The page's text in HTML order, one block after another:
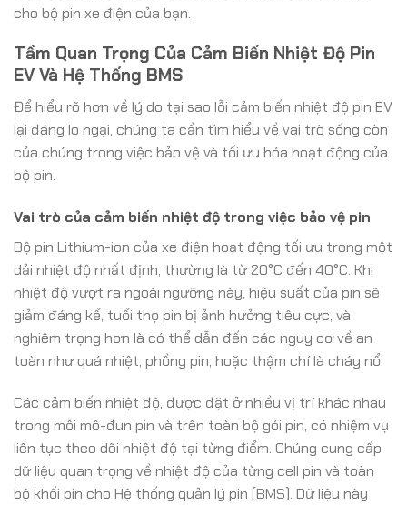
cho bộ pin xe điện của bạn.
Tầm Quan Trọng Của Cảm Biến Nhiệt Độ Pin
EV Và Hệ Thống BMS
Để hiểu rõ hơn về lý do tại sao lỗi cảm biến nhiệt độ pin EV
lại đáng lo ngại, chúng ta cần tìm hiểu về vai trò sống còn
của chúng trong việc bảo vệ và tối ưu hóa hoạt động của
bộ pin.
Vai trò của cảm biến nhiệt độ trong việc bảo vệ pin
Bộ pin Lithium-ion của xe điện hoạt động tối ưu trong một
dải nhiệt độ nhất định, thường là từ 20°C đến 40°C. Khi
nhiệt độ vượt ra ngoài ngưỡng này, hiệu suất của pin sẽ
giảm đáng kể, tuổi thọ pin bị ảnh hưởng tiêu cực, và
nghiêm trọng hơn là có thể dẫn đến các nguy cơ về an
toàn như quá nhiệt, phồng pin, hoặc thậm chí là cháy nổ.
Các cảm biến nhiệt độ, được đặt ở nhiều vị trí khác nhau
trong mỗi mô-đun pin và trên toàn bộ gói pin, có nhiệm vụ
liên tục theo dõi nhiệt độ tại từng điểm. Chúng cung cấp
dữ liệu quan trọng về nhiệt độ của từng cell pin và toàn
bộ khối pin cho Hệ thống quản lý pin (BMS). Dữ liệu này